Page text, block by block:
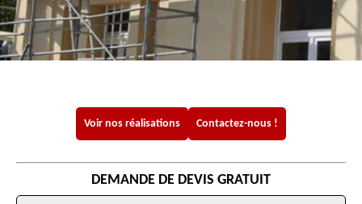
Voir nos réalisations Contactez-nous !
DEMANDE DE DEVIS GRATUIT